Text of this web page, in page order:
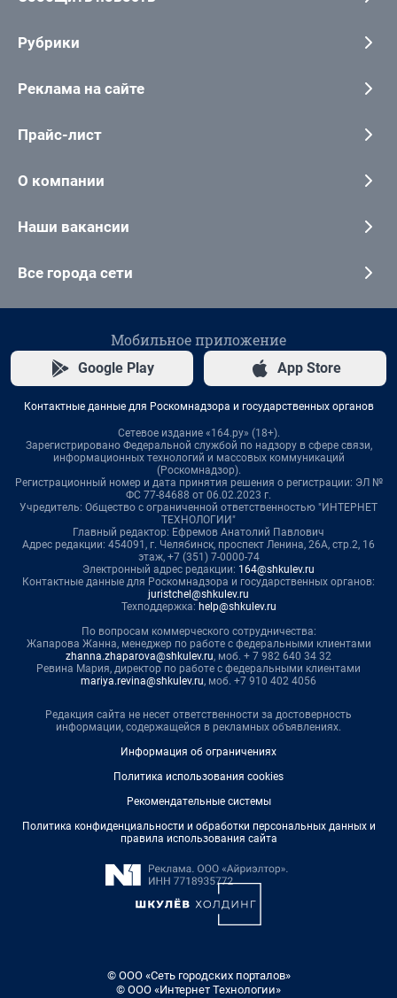
Рубрики
Реклама на сайте
Прайс-лист
О компании
Наши вакансии
Все города сети
Мобильное приложение
Google Play App Store
Контактные данные для Роскомнадзора и государственных органов
Сетевое издание «164.ру» (18+).
Зарегистрировано Федеральной службой по надзору в сфере связи,
информационных технологий и массовых коммуникаций
(Роскомнадзор).
Регистрационный номер и дата принятия решения о регистрации: ЭЛ №
ФС 77-84688 от 06.02.2023 г.
Учредитель: Общество с ограниченной ответственностью "ИНТЕРНЕТ
ТЕХНОЛОГИИ"
Главный редактор: Ефремов Анатолий Павлович
Адрес редакции: 454091, г. Челябинск, проспект Ленина, 26А, стр.2, 16
этаж, +7 (351) 7-0000-74
Электронный адрес редакции: 164@shkulev.ru
Контактные данные для Роскомнадзора и государственных органов:
juristchel@shkulev.ru
Техподдержка: help@shkulev.ru
По вопросам коммерческого сотрудничества:
Жапарова Жанна, менеджер по работе с федеральными клиентами
zhanna.zhaparova@shkulev.ru, моб. + 7 982 640 34 32
Ревина Мария, директор по работе с федеральными клиентами
mariya.revina@shkulev.ru, моб. +7 910 402 4056
Редакция сайта не несет ответственности за достоверность
информации, содержащейся в рекламных объявлениях.
Информация об ограничениях
Политика использования cookies
Рекомендательные системы
Политика конфиденциальности и обработки персональных данных и
правила использования сайта
© ООО «Сеть городских порталов»
© ООО «Интернет Технологии»